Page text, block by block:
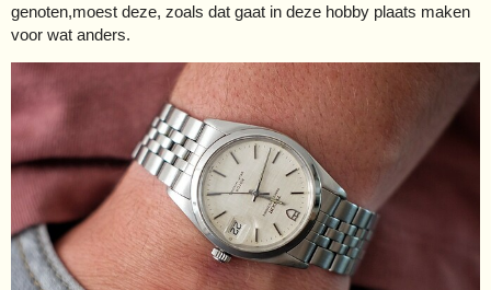
genoten,moest deze, zoals dat gaat in deze hobby plaats maken
voor wat anders.